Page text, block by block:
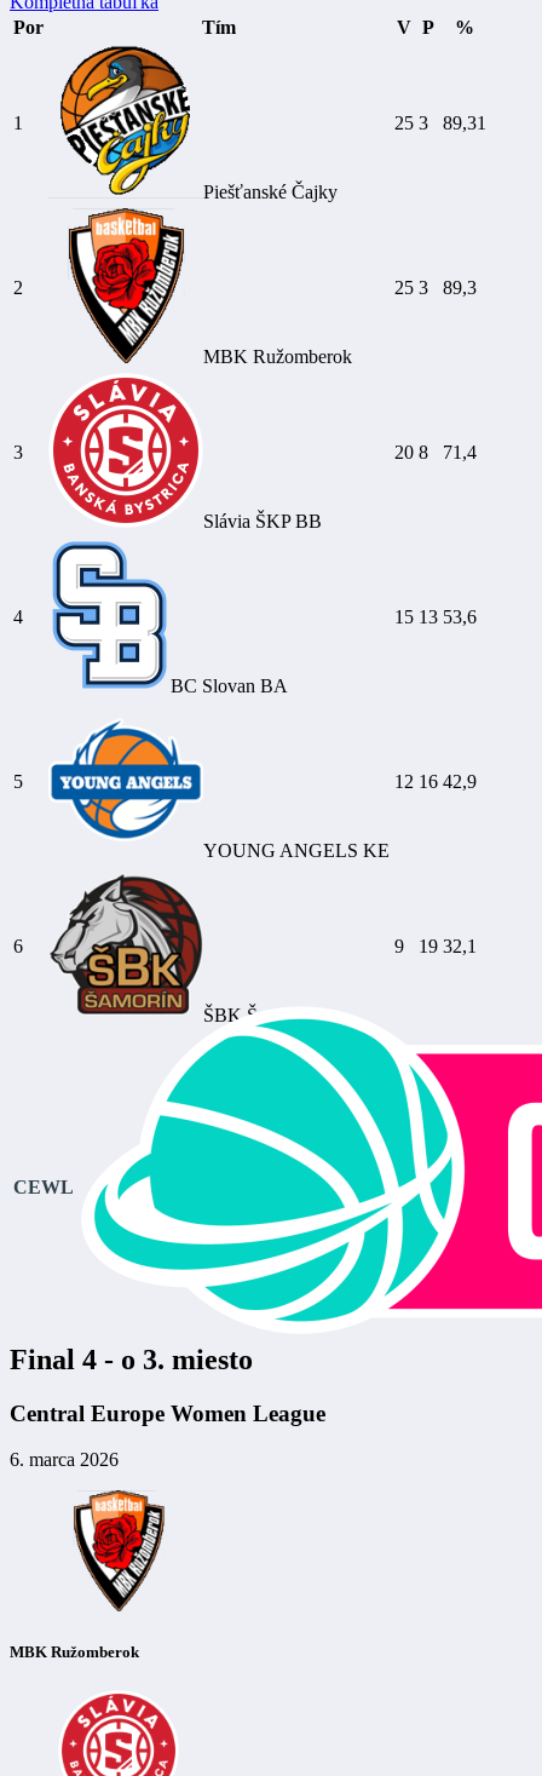
Por
Tím V P %
1
Piešťanské Čajky
25 3 89,31
2
MBK Ružomberok
25 3 89,3
3
Slávia ŠKP BB
20 8 71,4
4
BC Slovan BA
15 13 53,6
5
YOUNG ANGELS KE
12 16 42,9
6
ŠBK Šamorín
9 19 32,1
CEWL
Final 4 - o 3. miesto
Central Europe Women League
6. marca 2026
MBK Ružomberok